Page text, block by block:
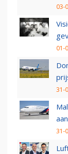
03-
01-
31-
31-